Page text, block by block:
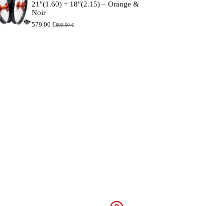
21″(1.60) + 18″(2.15) – Orange &
Noir
899.00€
Le
579.00 €
Le